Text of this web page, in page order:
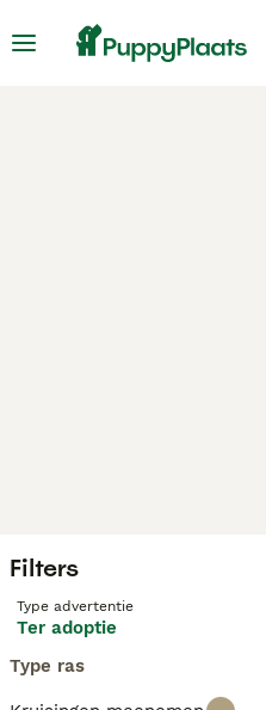
Filters
Type advertentie
Ter adoptie
Type ras